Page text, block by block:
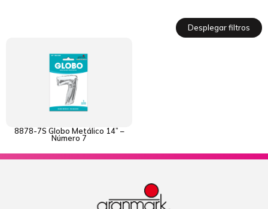
Desplegar filtros
8878-7S Globo Metálico 14” –
Número 7